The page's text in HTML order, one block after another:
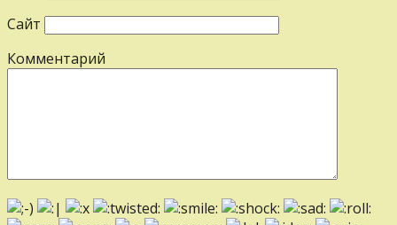
Сайт
Комментарий